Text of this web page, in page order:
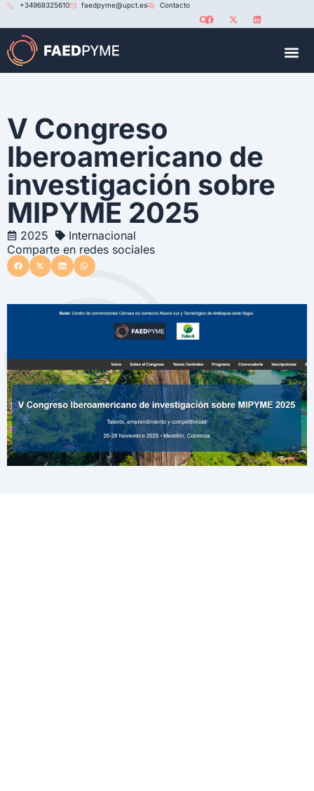
+34968325610 faedpyme@upct.es Contacto
V Congreso
Iberoamericano de
investigación sobre
MIPYME 2025
2025
Internacional
Comparte en redes sociales